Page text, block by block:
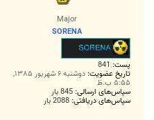
Major
SORENA
پست: 841
تاریخ عضویت: دوشنبه ۶ شهریور ۱۳۸۵,
۵:۵۵ ب.ظ
سپاس‌های ارسالی: 845 بار
سپاس‌های دریافتی: 2088 بار